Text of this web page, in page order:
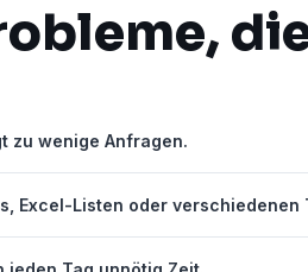
zu wenige Anfragen.
Excel-Listen oder verschiedenen